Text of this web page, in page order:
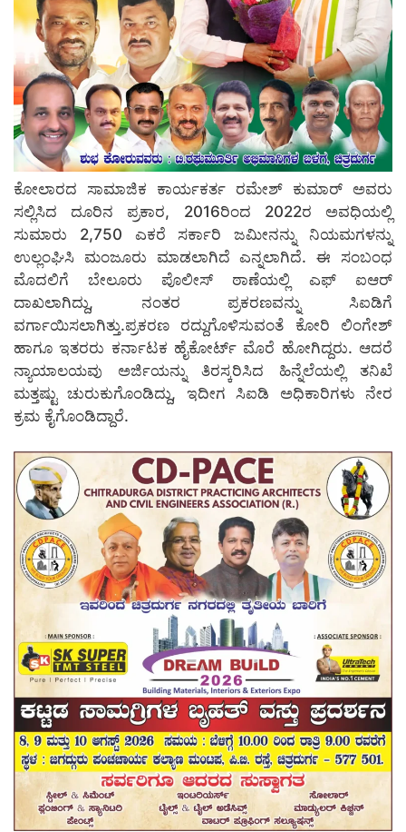
ಕೋಲಾರದ ಸಾಮಾಜಿಕ ಕಾರ್ಯಕರ್ತ ರಮೇಶ್ ಕುಮಾರ್ ಅವರು
ಸಲ್ಲಿಸಿದ ದೂರಿನ ಪ್ರಕಾರ, 2016ರಿಂದ 2022ರ ಅವಧಿಯಲ್ಲಿ
ಸುಮಾರು 2,750 ಎಕರೆ ಸರ್ಕಾರಿ ಜಮೀನನ್ನು ನಿಯಮಗಳನ್ನು
ಉಲ್ಲಂಘಿಸಿ ಮಂಜೂರು ಮಾಡಲಾಗಿದೆ ಎನ್ನಲಾಗಿದೆ. ಈ ಸಂಬಂಧ
ಮೊದಲಿಗೆ ಬೇಲೂರು ಪೊಲೀಸ್ ಠಾಣೆಯಲ್ಲಿ ಎಫ್‌ ಐಆರ್
ದಾಖಲಾಗಿದ್ದು, ನಂತರ ಪ್ರಕರಣವನ್ನು ಸಿಐಡಿಗೆ
ವರ್ಗಾಯಿಸಲಾಗಿತ್ತು.ಪ್ರಕರಣ ರದ್ದುಗೊಳಿಸುವಂತೆ ಕೋರಿ ಲಿಂಗೇಶ್
ಹಾಗೂ ಇತರರು ಕರ್ನಾಟಕ ಹೈಕೋರ್ಟ್ ಮೊರೆ ಹೋಗಿದ್ದರು. ಆದರೆ
ನ್ಯಾಯಾಲಯವು ಅರ್ಜಿಯನ್ನು ತಿರಸ್ಕರಿಸಿದ ಹಿನ್ನೆಲೆಯಲ್ಲಿ ತನಿಖೆ
ಮತ್ತಷ್ಟು ಚುರುಕುಗೊಂಡಿದ್ದು, ಇದೀಗ ಸಿಐಡಿ ಅಧಿಕಾರಿಗಳು ನೇರ
ಕ್ರಮ ಕೈಗೊಂಡಿದ್ದಾರೆ.